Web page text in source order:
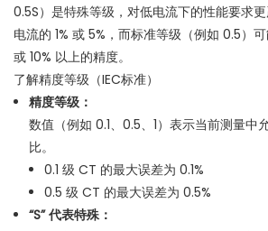
0.5S）是特殊等级，对低电流下的性能要求
电流的 1% 或 5%，而标准等级（例如 0.5）
或 10% 以上的精度。
了解精度等级（IEC标准）
精度等级：
数值（例如 0.1、0.5、1）表示当前测量中
比。
0.1 级 CT 的最大误差为 0.1%
0.5 级 CT 的最大误差为 0.5%
“S” 代表特殊：